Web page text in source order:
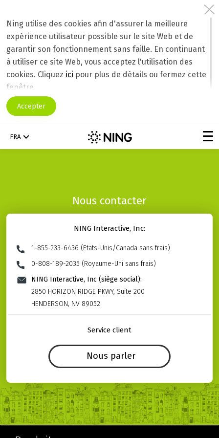
Ning utilise des cookies afin d'assurer la meilleure
expérience utilisateur possible sur le site Web et de
garantir son fonctionnement sans faille. En continuant
à utiliser ce site Web, vous acceptez l'utilisation des
cookies. Cliquez ici pour plus de détails ou fermez cette
fenêtre.
Accepter
FRA
Nous contacter
NING Interactive, Inc:
1-855-233-6436 (Etats-Unis/Canada sans frais)
0-808-189-2035 (Royaume-Uni sans frais)
NING Interactive, Inc (siège social):
2850 HORIZON RIDGE PKWY, Suite 200
HENDERSON, NV 89052
Service client
Nous parler